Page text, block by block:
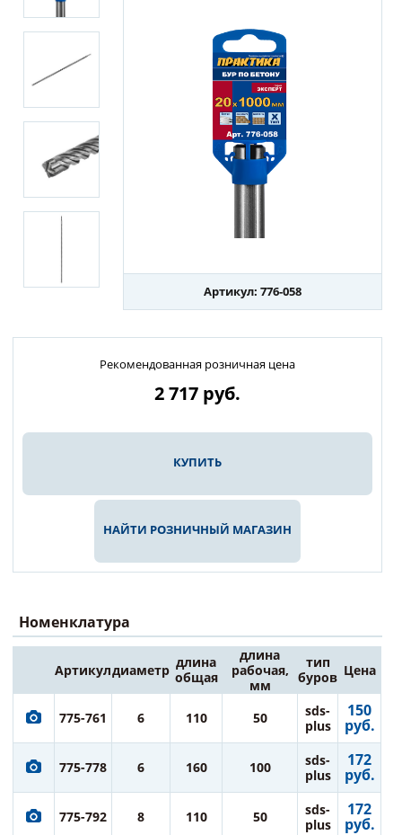
Артикул: 776-058
Рекомендованная розничная цена
2 717 руб.
КУПИТЬ
НАЙТИ РОЗНИЧНЫЙ МАГАЗИН
Номенклатура
Артикулдиаметр длина
общая
длина
рабочая,
мм
тип
буров Цена
775-761 6 110 50
sds-
plus
150
руб.
775-778 6 160 100
sds-
plus
172
руб.
775-792 8 110 50
sds-
plus
172
руб.